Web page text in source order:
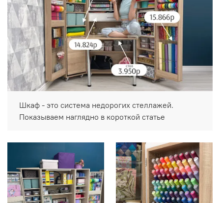
Шкаф - это система недорогих стеллажей.
Показываем наглядно в короткой статье